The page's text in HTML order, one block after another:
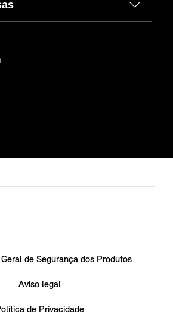
de Segurança dos Produtos
Aviso legal
de Privacidade